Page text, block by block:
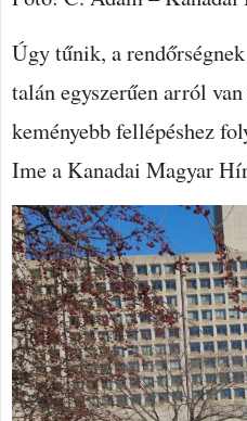
Úgy tűnik, a
talán egyszerűen arról
keményebb fellépéshez
Ime a Kanadai Magyar